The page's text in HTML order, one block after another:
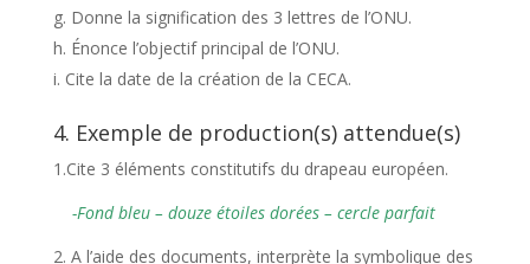
Donne la signification des 3 lettres de l’ONU.
Énonce l’objectif principal de l’ONU.
Cite la date de la création de la CECA.
4. Exemple de production(s) attendue(s)
1.Cite 3 éléments constitutifs du drapeau européen.
-Fond bleu – douze étoiles dorées – cercle parfait
2. A l’aide des documents, interprète la symbolique des